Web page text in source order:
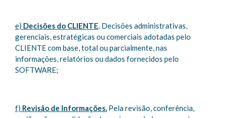
e) Decisões do CLIENTE. Decisões administrativas,
gerenciais, estratégicas ou comerciais adotadas pelo
CLIENTE com base, total ou parcialmente, nas
informações, relatórios ou dados fornecidos pelo
SOFTWARE;
f) Revisão de Informações. Pela revisão, conferência,